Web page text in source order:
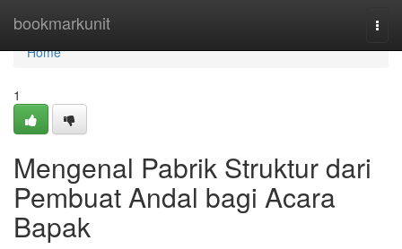
bookmarkunit
Home
Home
1
Mengenal Pabrik Struktur dari
Pembuat Andal bagi Acara
Bapak